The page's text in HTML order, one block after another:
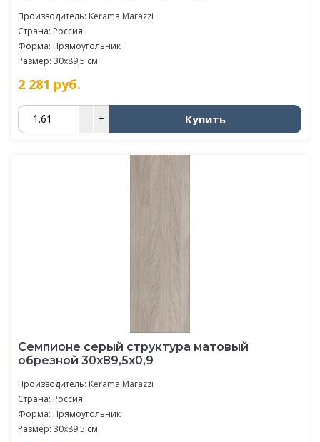
Производитель: Kerama Marazzi
Страна: Россия
Форма: Прямоугольник
Размер: 30x89,5 см.
2 281 руб.
– + Купить
Семпионе серый структура матовый
обрезной 30x89,5x0,9
Производитель: Kerama Marazzi
Страна: Россия
Форма: Прямоугольник
Размер: 30x89,5 см.